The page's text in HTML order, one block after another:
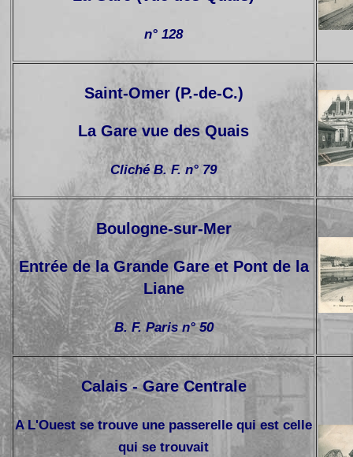
n° 128
Saint-Omer (P.-de-C.)
La Gare vue des Quais
Cliché B. F. n° 79
Boulogne-sur-Mer
Entrée de la Grande Gare et Pont de la
Liane
B. F. Paris n° 50
Calais - Gare Centrale
A L'Ouest se trouve une passerelle qui est celle
qui se trouvait